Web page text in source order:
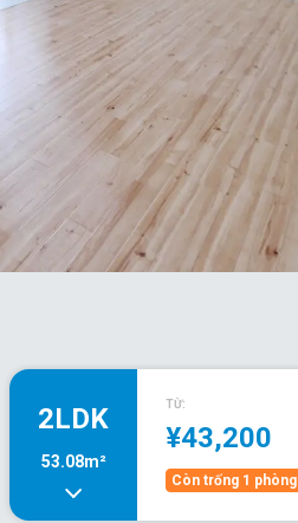
2LDK
53.08m²
TỪ:
¥43,200
Còn trống 1 phòng